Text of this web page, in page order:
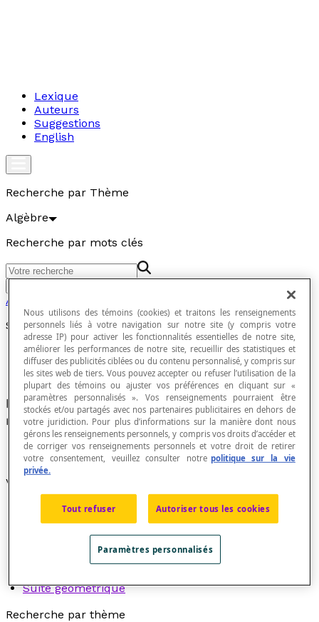
Lexique
Auteurs
Suggestions
English
Recherche par Thème
Algèbre
Recherche par mots clés
Algèbre
Suite numérique
Fonction de l'ensemble des nombres naturels
non nuls dans l'ensemble des nombres réels.
Voir aussi :
Suite arithmétique
Suite convergente
Suite décimale
Suite divergente
Suite géométrique
Recherche par thème
Nous utilisons des témoins (cookies) et traitons les renseignements
personnels liés à votre navigation sur notre site (y compris votre
adresse IP) pour activer les fonctionnalités essentielles de notre site,
améliorer les performances de notre site, recueillir des statistiques et
diffuser des publicités ciblées ou du contenu personnalisé, y compris sur
les sites web de tiers. Vous pouvez accepter ou refuser l’utilisation de la
plupart des témoins ou ajuster vos préférences en cliquant sur «
paramètres personnalisés ». Vos renseignements pourraient être
stockés et/ou partagés avec nos partenaires publicitaires en dehors de
votre juridiction. Pour plus d’informations sur la manière dont nous
gérons les renseignements personnels, y compris vos droits d’accéder et
de corriger vos renseignements personnels et votre droit de retirer
votre consentement, veuillez consulter notre politique sur la vie
privée.
Tout refuser Autoriser tous les cookies
Paramètres personnalisés